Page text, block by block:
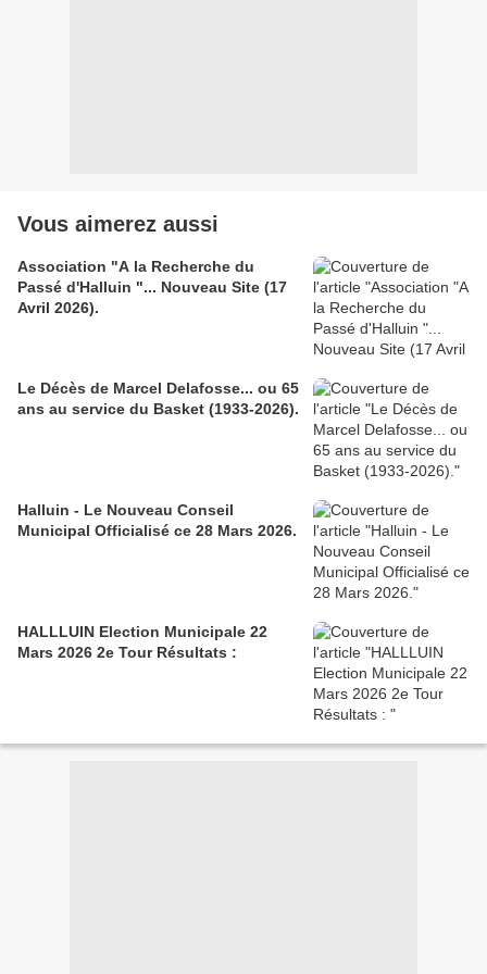
Vous aimerez aussi
Association "A la Recherche du
Passé d'Halluin "... Nouveau Site (17
Avril 2026).
Le Décès de Marcel Delafosse... ou 65
ans au service du Basket (1933-2026).
Halluin - Le Nouveau Conseil
Municipal Officialisé ce 28 Mars 2026.
HALLLUIN Election Municipale 22
Mars 2026 2e Tour Résultats :